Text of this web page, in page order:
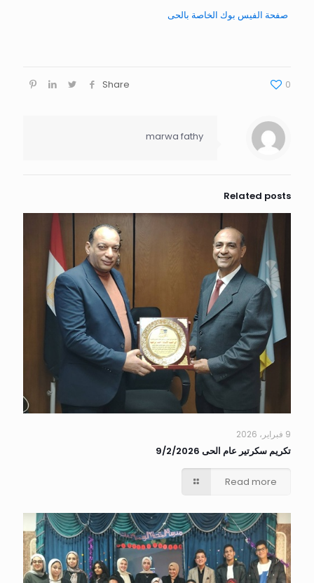
صفحة الفيس بوك الخاصة بالحى
Share 0
marwa fathy
Related posts
9 فبراير، 2026
تكريم سكرتير عام الحى 9/2/2026
Read more